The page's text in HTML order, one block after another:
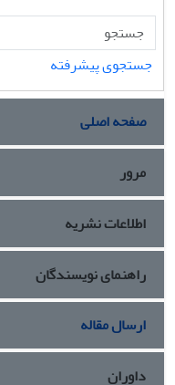
جستجوی پیشرفته
صفحه اصلی
مرور
اطلاعات نشریه
راهنمای نویسندگان
ارسال مقاله
داوران